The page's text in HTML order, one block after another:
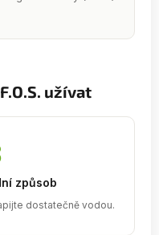
užívat
způsob
dostatečně vodou.